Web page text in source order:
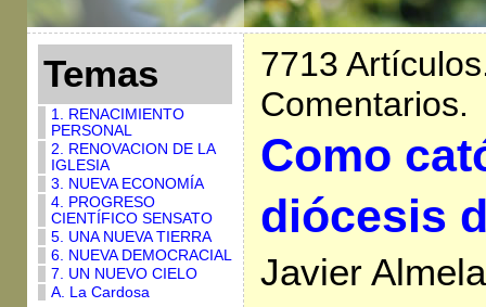
Temas
1. RENACIMIENTO
PERSONAL
2. RENOVACION DE LA
IGLESIA
3. NUEVA ECONOMÍA
4. PROGRESO
CIENTÍFICO SENSATO
5. UNA NUEVA TIERRA
6. NUEVA DEMOCRACIAL
7. UN NUEVO CIELO
A. La Cardosa
7713
Comentarios.
Como
diócesis
Javier